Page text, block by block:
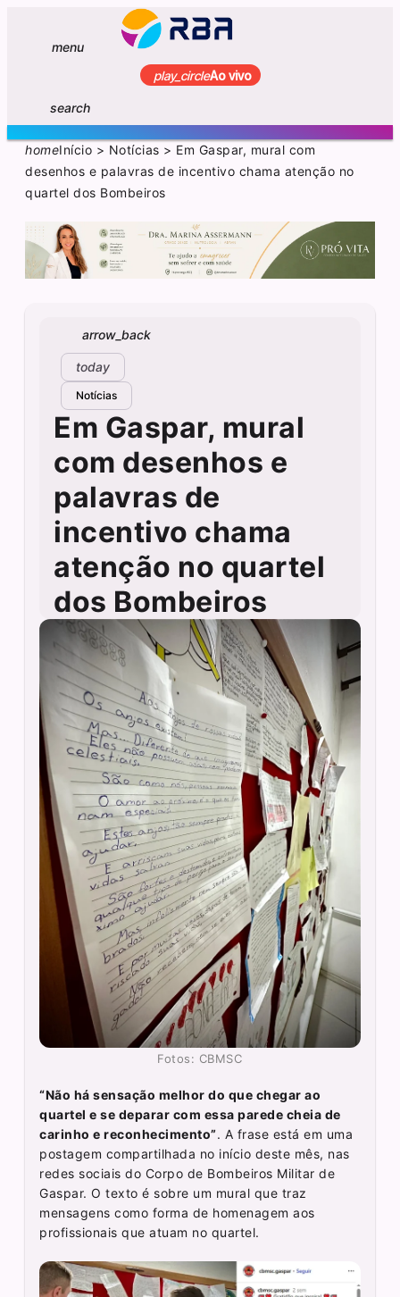
menu
play_circleAo vivo
search
homeInício > Notícias > Em Gaspar, mural com
desenhos e palavras de incentivo chama atenção no
quartel dos Bombeiros
arrow_back
today
Notícias
Em Gaspar, mural
com desenhos e
palavras de
incentivo chama
atenção no quartel
dos Bombeiros
Fotos: CBMSC
“Não há sensação melhor do que chegar ao
quartel e se deparar com essa parede cheia de
carinho e reconhecimento”. A frase está em uma
postagem compartilhada no início deste mês, nas
redes sociais do Corpo de Bombeiros Militar de
Gaspar. O texto é sobre um mural que traz
mensagens como forma de homenagem aos
profissionais que atuam no quartel.